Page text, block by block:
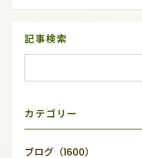
サ
ニ
記事検索
カテゴリー
ブログ（1600）